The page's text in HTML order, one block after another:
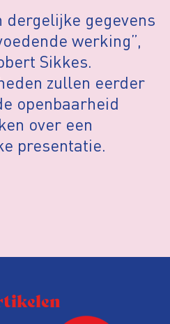
dergelijke gegevens
werking”,
Sikkes.
zullen eerder
openbaarheid
over een
presentatie.